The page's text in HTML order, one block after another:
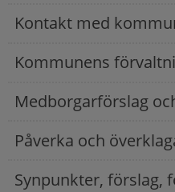
Kontakt med
Kommunens
Medborgarförslag
Påverka och
Synpunkter, förslag,